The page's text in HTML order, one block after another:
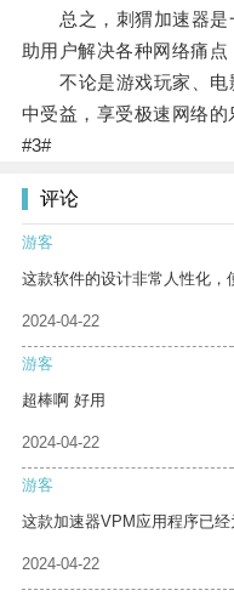
总之，刺猬加速器是
助用户解决各种网络痛点
不论是游戏玩家、电
中受益，享受极速网络的
#3#
评论
游客
这款软件的设计非常人性化，
2024-04-22
游客
超棒啊 好用
2024-04-22
游客
这款加速器VPM应用程序已经
2024-04-22